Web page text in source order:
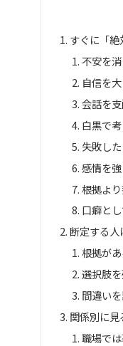
すぐに「
不安を
自信を
会話を
白黒で
失敗し
感情を
根拠よ
口癖と
断定する人
根拠が
選択肢
間違い
関係別に
職場で